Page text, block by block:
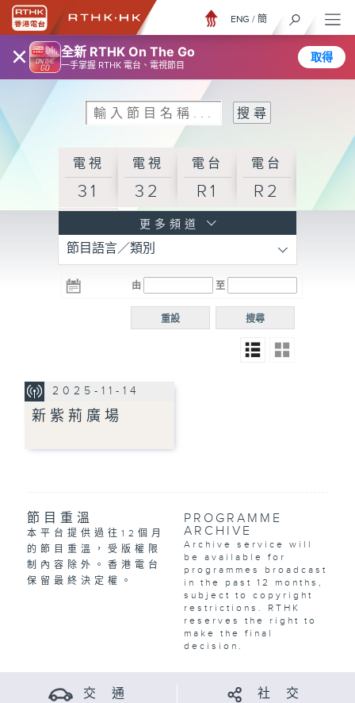
× 全新 RTHK On The Go
一手掌握 RTHK 電台、電視節目
取得
ENG / 簡
電視
31
電視
32
電台
R1
電台
R2
R3
電台 電台
R5
電台
普通
更多頻道
節目語言／類別
由 至
搜尋
重設
2025-11-14
新紫荊廣場
節目重溫
本平台提供過往12個月
的節目重溫，受版權限
制內容除外。香港電台
保留最終決定權。
PROGRAMME
ARCHIVE
Archive service will
be available for
programmes broadcast
in the past 12 months,
subject to copyright
restrictions. RTHK
reserves the right to
make the final
decision.
交 通 社 交